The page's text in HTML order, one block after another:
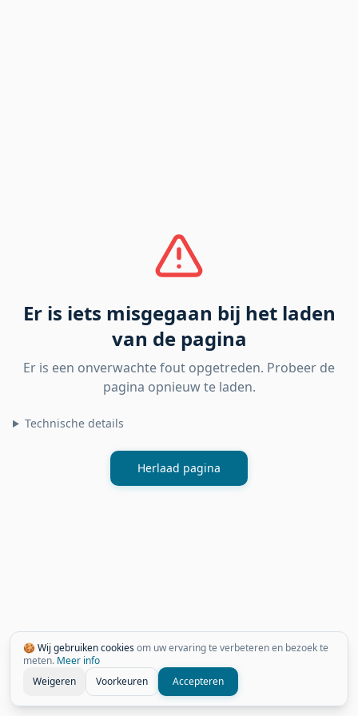
🍪 Wij gebruiken cookiesom uw ervaring te verbeteren en bezoek te
meten. Meer info
Weigeren
Voorkeuren Accepteren
Er is iets misgegaan bij het laden
van de pagina
Er is een onverwachte fout opgetreden. Probeer de
pagina opnieuw te laden.
Technische details
Herlaad pagina